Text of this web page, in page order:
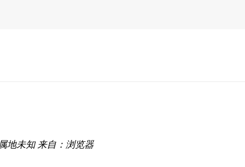
属地未知 来自：浏览器